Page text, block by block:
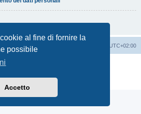
al fine di fornire la
possibile
Accetto
UTC+02:00
Cancella cookie